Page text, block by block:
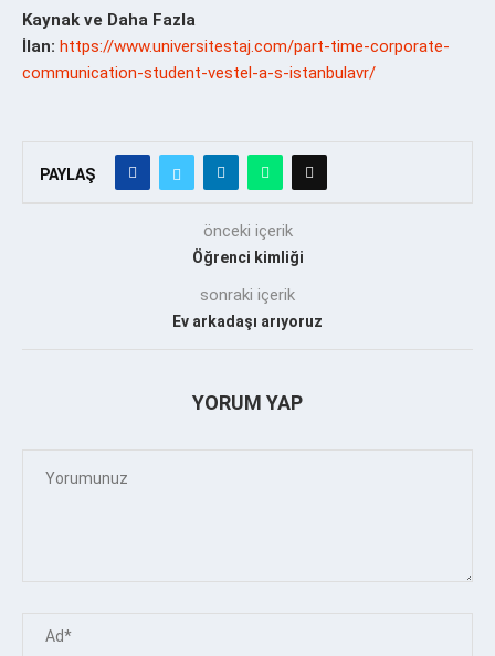
Kaynak ve Daha Fazla
İlan: https://www.universitestaj.com/part-time-corporate-
communication-student-vestel-a-s-istanbulavr/
PAYLAŞ
önceki içerik
Öğrenci kimliği
sonraki içerik
Ev arkadaşı arıyoruz
YORUM YAP